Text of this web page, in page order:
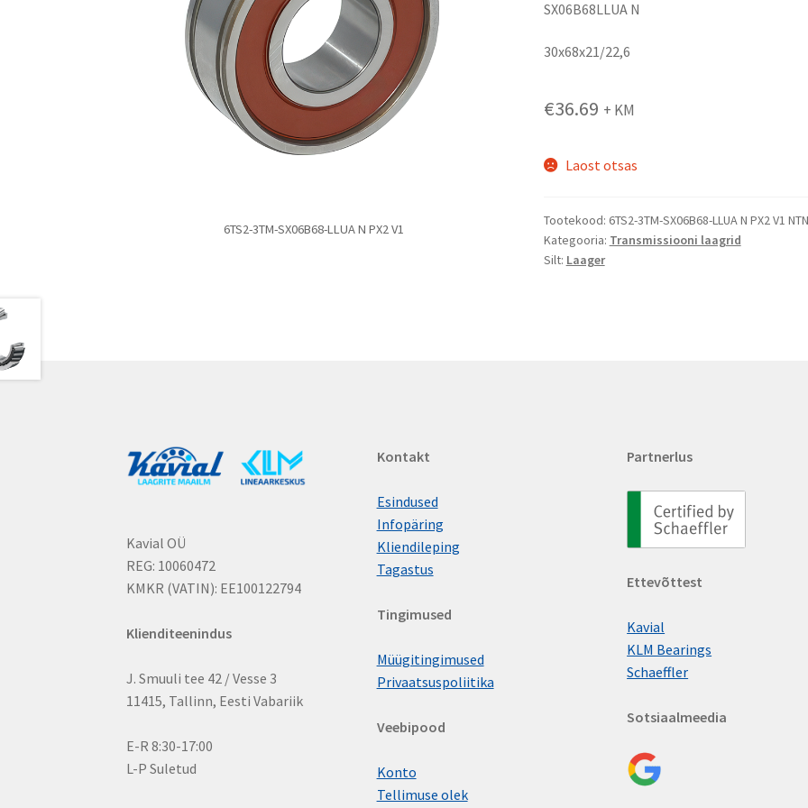
6TS2-3TM-SX06B68-LLUA N PX2 V1
SX06B68LLUA N
30x68x21/22,6
€36.69 + KM
Laost otsas
Tootekood: 6TS2-3TM-SX06B68-LLUA N PX2 V1 NTN
Kategooria: Transmissiooni laagrid
Silt: Laager
Kavial OÜ
REG: 10060472
KMKR (VATIN): EE100122794
Klienditeenindus
J. Smuuli tee 42 / Vesse 3
11415, Tallinn, Eesti Vabariik
E-R 8:30-17:00
L-P Suletud
Kontakt
Esindused
Infopäring
Kliendileping
Tagastus
Tingimused
Müügitingimused
Privaatsuspoliitika
Veebipood
Konto
Tellimuse olek
Partnerlus
Ettevõttest
Kavial
KLM Bearings
Schaeffler
Sotsiaalmeedia